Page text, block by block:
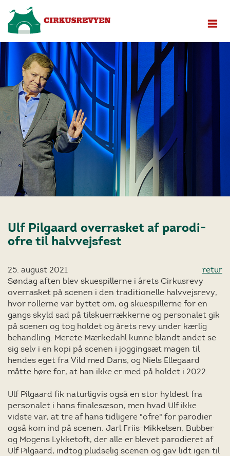
Ulf Pilgaard overrasket af parodi-
ofre til halvvejsfest
25. august 2021
retur
Søndag aften blev skuespillerne i årets Cirkusrevy
overrasket på scenen i den traditionelle halvvejsrevy,
hvor rollerne var byttet om, og skuespillerne for en
gangs skyld sad på tilskuerrækkerne og personalet gik
på scenen og tog holdet og årets revy under kærlig
behandling. Merete Mærkedahl kunne blandt andet se
sig selv i en kopi på scenen i joggingsæt magen til
hendes eget fra Vild med Dans, og Niels Ellegaard
måtte høre for, at han ikke er med på holdet i 2022.
Ulf Pilgaard fik naturligvis også en stor hyldest fra
personalet i hans finalesæson, men hvad Ulf ikke
vidste var, at tre af hans tidligere "ofre" for parodier
også kom ind på scenen. Jarl Friis-Mikkelsen, Bubber
og Mogens Lykketoft, der alle er blevet parodieret af
Ulf Pilgaard, indtog pludselig scenen og gav lidt igen til